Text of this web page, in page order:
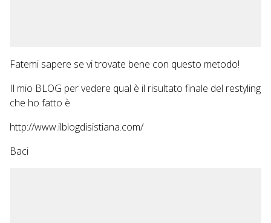
Fatemi sapere se vi trovate bene con questo metodo!
Il mio BLOG per vedere qual è il risultato finale del restyling
che ho fatto è
http://www.ilblogdisistiana.com/
Baci